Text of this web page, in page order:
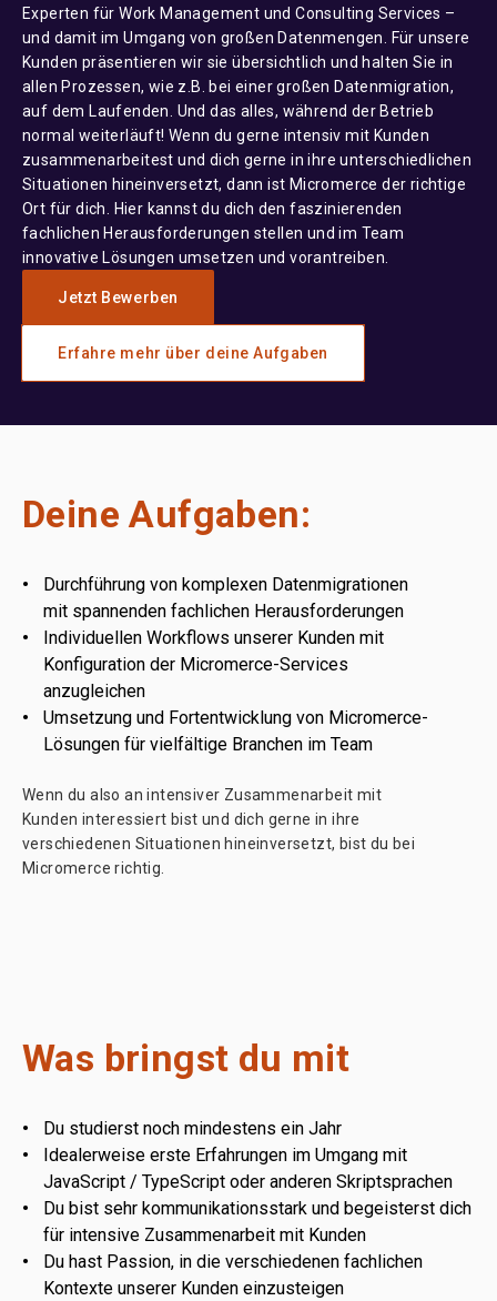
Experten für Work Management und Consulting Services –
und damit im Umgang von großen Datenmengen. Für unsere
Kunden präsentieren wir sie übersichtlich und halten Sie in
allen Prozessen, wie z.B. bei einer großen Datenmigration,
auf dem Laufenden. Und das alles, während der Betrieb
normal weiterläuft! Wenn du gerne intensiv mit Kunden
zusammenarbeitest und dich gerne in ihre unterschiedlichen
Situationen hineinversetzt, dann ist Micromerce der richtige
Ort für dich. Hier kannst du dich den faszinierenden
fachlichen Herausforderungen stellen und im Team
innovative Lösungen umsetzen und vorantreiben.
Jetzt Bewerben
Erfahre mehr über deine Aufgaben
Deine Aufgaben:
Durchführung von komplexen Datenmigrationen
mit spannenden fachlichen Herausforderungen
Individuellen Workflows unserer Kunden mit
Konfiguration der Micromerce-Services
anzugleichen
Umsetzung und Fortentwicklung von Micromerce-
Lösungen für vielfältige Branchen im Team
Wenn du also an intensiver Zusammenarbeit mit
Kunden interessiert bist und dich gerne in ihre
verschiedenen Situationen hineinversetzt, bist du bei
Micromerce richtig.
Was bringst du mit
Du studierst noch mindestens ein Jahr
Idealerweise erste Erfahrungen im Umgang mit
JavaScript / TypeScript oder anderen Skriptsprachen
Du bist sehr kommunikationsstark und begeisterst dich
für intensive Zusammenarbeit mit Kunden
Du hast Passion, in die verschiedenen fachlichen
Kontexte unserer Kunden einzusteigen